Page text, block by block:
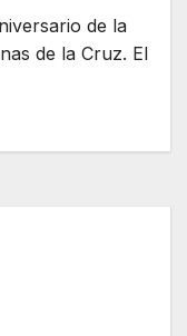
de la
de la Cruz. El